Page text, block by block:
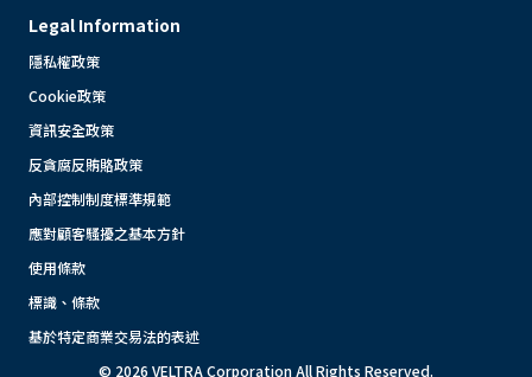
Legal Information
隱私權政策
Cookie政策
資訊安全政策
反貪腐反賄賂政策
內部控制制度標準規範
應對顧客騷擾之基本方針
使用條款
標識、條款
基於特定商業交易法的表述
© 2026 VELTRA Corporation All Rights Reserved.